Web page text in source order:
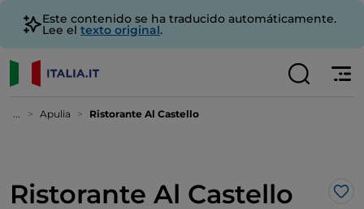
Este contenido se ha traducido automáticamente.
Lee el texto original.
... Apulia Ristorante Al Castello
Ristorante Al Castello Me